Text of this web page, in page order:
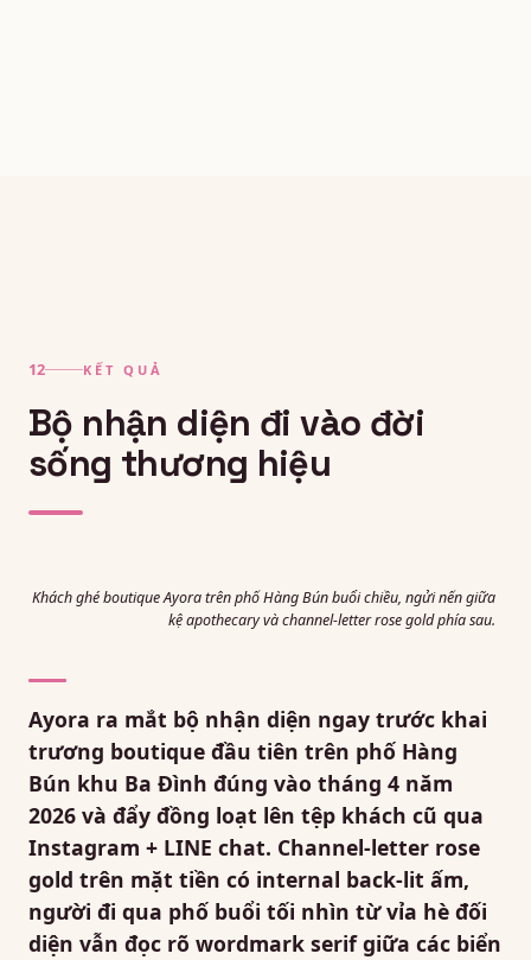
KẾT QUẢ
Bộ nhận diện đi vào đời
sống thương hiệu
Khách ghé boutique Ayora trên phố Hàng Bún buổi chiều, ngửi nến giữa
kệ apothecary và channel-letter rose gold phía sau.
Ayora ra mắt bộ nhận diện ngay trước khai
trương boutique đầu tiên trên phố Hàng
Bún khu Ba Đình đúng vào tháng 4 năm
2026 và đẩy đồng loạt lên tệp khách cũ qua
Instagram + LINE chat. Channel-letter rose
gold trên mặt tiền có internal back-lit ấm,
người đi qua phố buổi tối nhìn từ vỉa hè đối
diện vẫn đọc rõ wordmark serif giữa các biển